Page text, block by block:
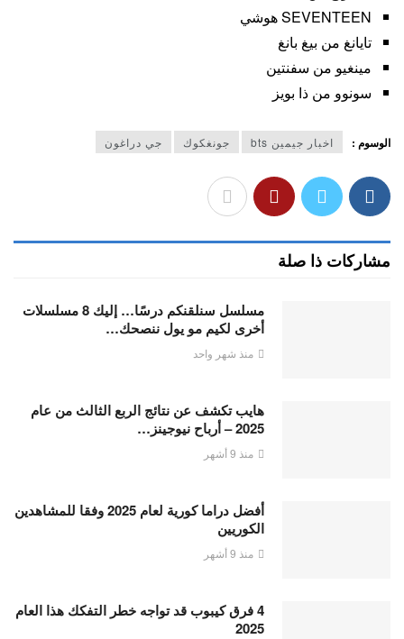
SEVENTEEN هوشي
تايانغ من بيغ بانغ
مينغيو من سفنتين
سونوو من ذا بويز
الوسوم : اخبار جيمين bts جونغكوك جي دراغون
مشاركات ذا صلة
مسلسل سنلقنكم درسًا… إليك 8 مسلسلات
أخرى لكيم مو يول ننصحك…
منذ شهر واحد
هايب تكشف عن نتائج الربع الثالث من عام
2025 – أرباح نيوجينز…
منذ 9 أشهر
أفضل دراما كورية لعام 2025 وفقا للمشاهدين
الكوريين
منذ 9 أشهر
4 فرق كيبوب قد تواجه خطر التفكك هذا العام
2025